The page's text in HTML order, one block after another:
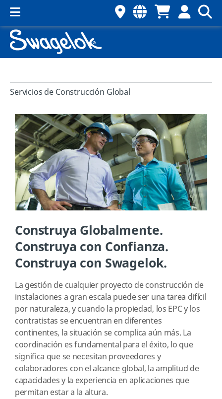
Servicios de Construcción Global
Construya Globalmente.
Construya con Confianza.
Construya con Swagelok.
La gestión de cualquier proyecto de construcción de
instalaciones a gran escala puede ser una tarea difícil
por naturaleza, y cuando la propiedad, los EPC y los
contratistas se encuentran en diferentes
continentes, la situación se complica aún más. La
coordinación es fundamental para el éxito, lo que
significa que se necesitan proveedores y
colaboradores con el alcance global, la amplitud de
capacidades y la experiencia en aplicaciones que
permitan estar a la altura.